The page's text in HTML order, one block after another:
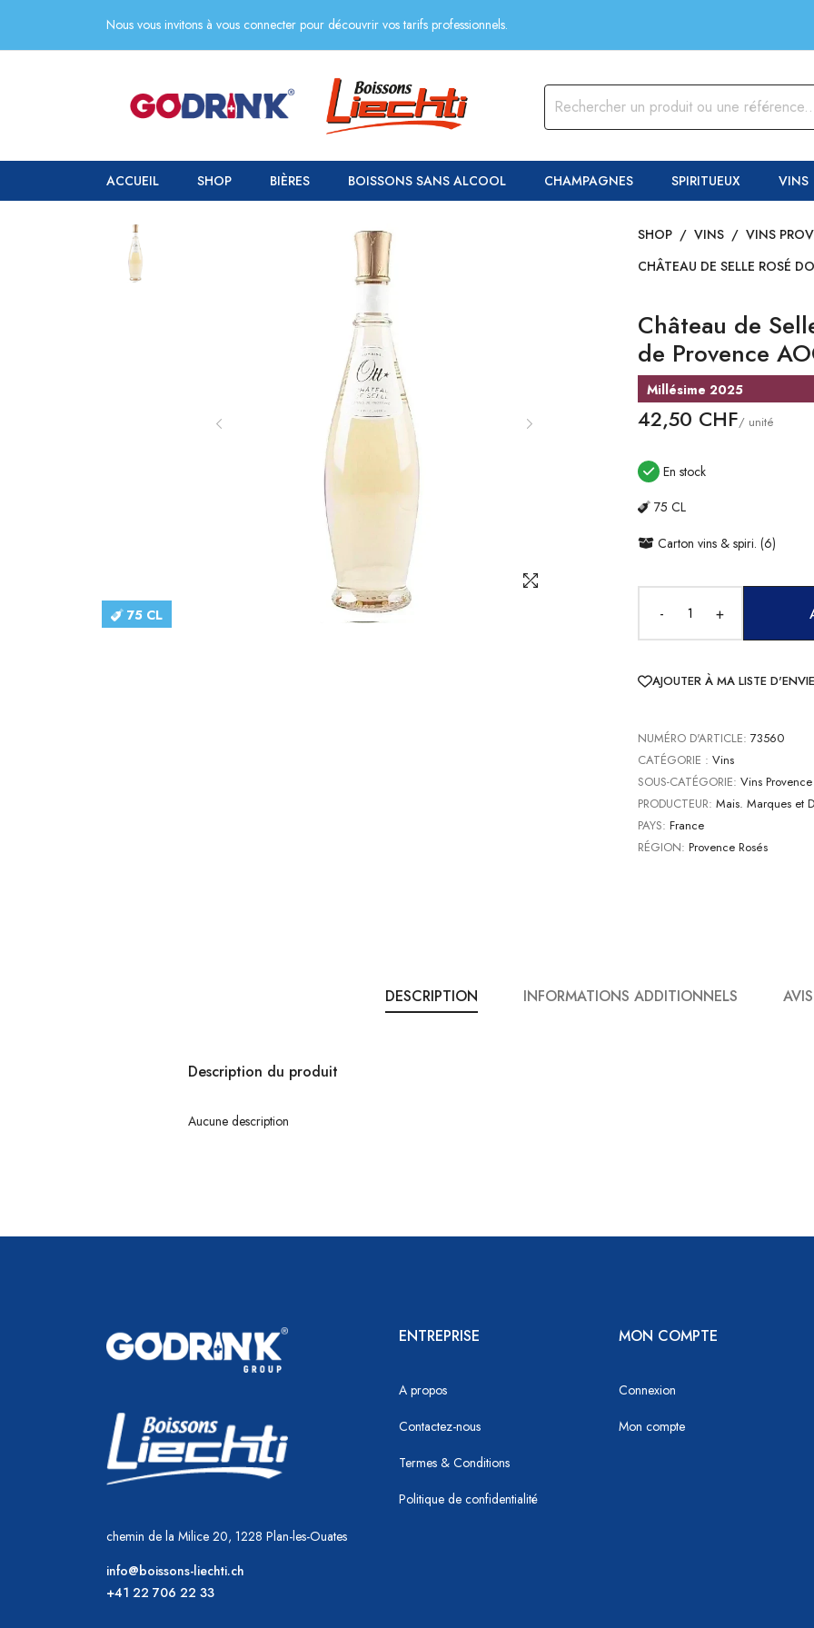
Nous vous invitons à vous connecter pour découvrir vos tarifs professionnels.
ACCUEIL SHOP BIÈRES BOISSONS SANS ALCOOL CHAMPAGNES SPIRITUEUX VINS
75 CL
SHOP / VINS / VINS
CHÂTEAU DE SELLE ROSÉ
Château de
de Provence
Millésime 2025
42,50 CHF/ unité
En stock
75 CL
Carton vins & spiri. (6)
- +
AJOUTER À MA LISTE D'ENVIE
NUMÉRO D'ARTICLE: 73560
CATÉGORIE : Vins
SOUS-CATÉGORIE: Vins
PRODUCTEUR: Mais. Marques et
PAYS: France
RÉGION: Provence Rosés
DESCRIPTION INFORMATIONS ADDITIONNELS
Description du produit
Aucune description
chemin de la Milice 20, 1228 Plan-les-Ouates
info@boissons-liechti.ch
+41 22 706 22 33
ENTREPRISE
A propos
Contactez-nous
Termes & Conditions
Politique de confidentialité
MON COMPTE
Connexion
Mon compte